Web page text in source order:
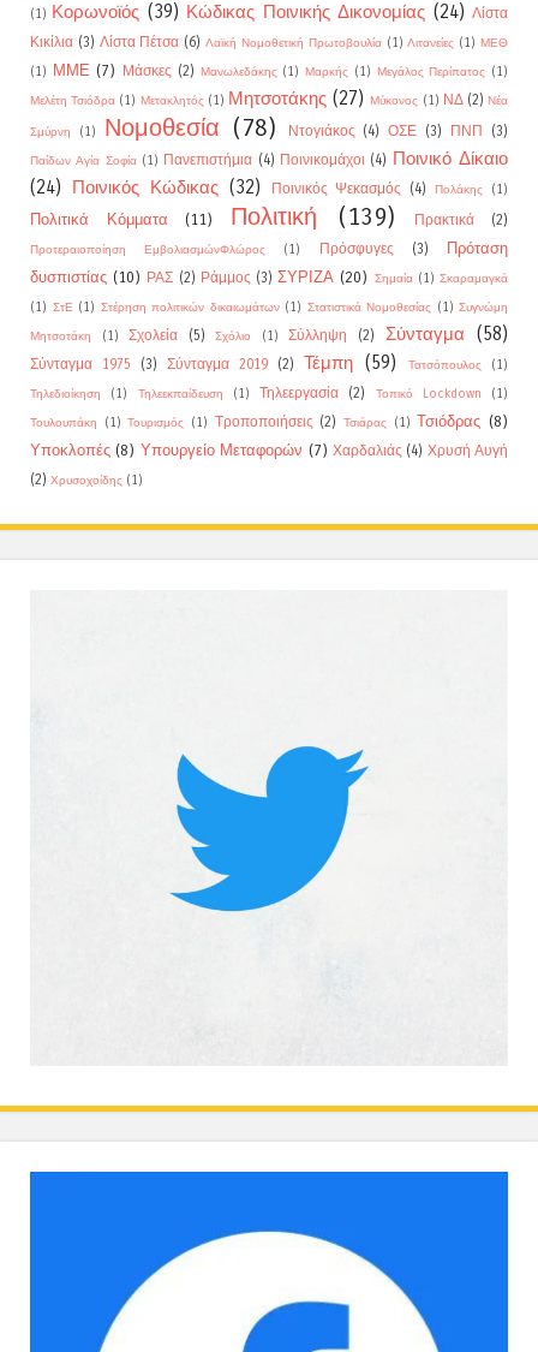
(1) Κορωνοϊός (39) Κώδικας Ποινικής Δικονομίας (24) Λίστα
Κικίλια (3) Λίστα Πέτσα (6) Λαϊκή Νομοθετική Πρωτοβουλία (1) Λιτανείες (1) ΜΕΘ
(1)
ΜΜΕ (7) Μάσκες (2) Μανωλεδάκης (1) Μαρκής (1) Μεγάλος Περίπατος (1)
Μελέτη Τσιόδρα (1) Μετακλητός (1) Μητσοτάκης (27) Μύκονος (1) ΝΔ (2) Νέα
Σμύρνη (1) Νομοθεσία (78) Ντογιάκος (4) ΟΣΕ (3) ΠΝΠ (3)
Παίδων Αγία Σοφία (1) Πανεπιστήμια (4) Ποινικομάχοι (4) Ποινικό Δίκαιο
(24)
Ποινικός Κώδικας (32) Ποινικός Ψεκασμός (4) Πολάκης (1)
Πολιτικά Κόμματα (11) Πολιτική (139) Πρακτικά (2)
Προτεραιοποίηση ΕμβολιασμώνΦλώρος (1) Πρόσφυγες (3)
Πρόταση
δυσπιστίας (10) ΡΑΣ (2) Ράμμος (3) ΣΥΡΙΖΑ (20) Σημαία (1) Σκαραμαγκά
(1) ΣτΕ (1) Στέρηση πολιτικών δικαιωμάτων (1) Στατιστικά Νομοθεσίας (1) Συγνώμη
Μητσοτάκη
(1) Σχολεία (5) Σχόλιο (1) Σύλληψη (2) Σύνταγμα (58)
Σύνταγμα 1975 (3) Σύνταγμα 2019 (2) Τέμπη (59) Τατσόπουλος
(1)
Τηλεδιοίκηση
(1) Τηλεεκπαίδευση (1) Τηλεεργασία (2) Τοπικό Lockdown
(1)
Τουλουπάκη
(1) Τουρισμός (1) Τροποποιήσεις (2) Τσιάρας (1) Τσιόδρας (8)
Υποκλοπές (8) Υπουργείο Μεταφορών (7) Χαρδαλιάς (4) Χρυσή Αυγή
(2) Χρυσοχοίδης (1)